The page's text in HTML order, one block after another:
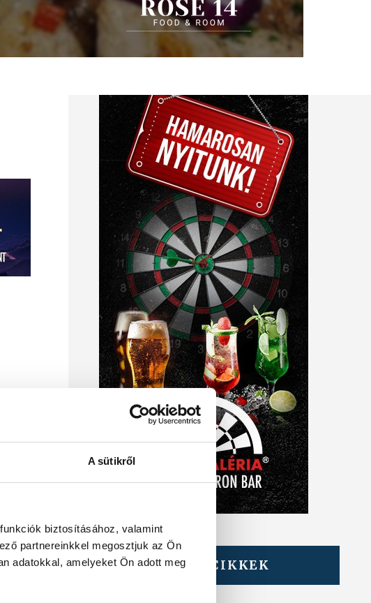
A sütikről
biztosításához, valamint
partnereinkkel megosztjuk az Ön
adatokkal, amelyeket Ön adott megTOVÁBBI CIKKEK